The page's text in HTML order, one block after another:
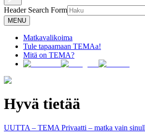
Header Search Form
MENU
Matkavalikoima
Tule tapaamaan TEMAa!
Mitä on TEMA?
Hyvä tietää
UUTTA – TEMA Privaatti – matka vain